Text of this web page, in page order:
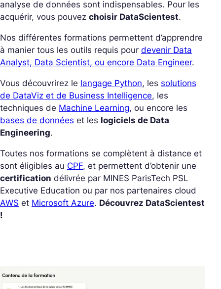
analyse de données sont indispensables. Pour les
acquérir, vous pouvez choisir DataScientest.
Nos différentes formations permettent d’apprendre
à manier tous les outils requis pour devenir Data
Analyst, Data Scientist, ou encore Data Engineer.
Vous découvrirez le langage Python, les solutions
de DataViz et de Business Intelligence, les
techniques de Machine Learning, ou encore les
bases de données et les logiciels de Data
Engineering.
Toutes nos formations se complètent à distance et
sont éligibles au CPF, et permettent d’obtenir une
certification délivrée par MINES ParisTech PSL
Executive Education ou par nos partenaires cloud
AWS et Microsoft Azure. Découvrez DataScientest
!